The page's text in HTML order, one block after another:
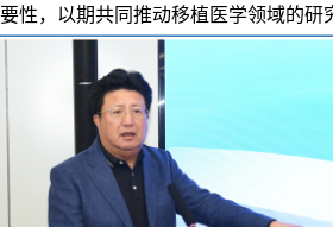
性，以期共同推动移植医学领域的研